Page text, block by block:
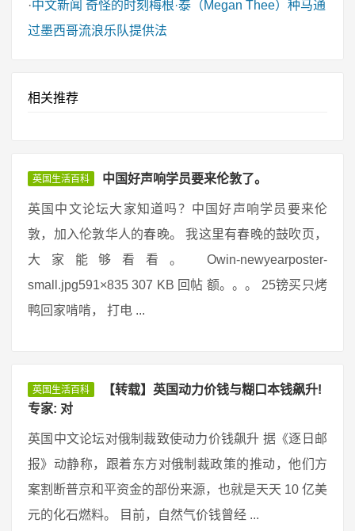
·中文新闻 奇怪的时刻梅根·泰（Megan Thee）种马通
过墨西哥流浪乐队提供法
相关推荐
英国生活百科 中国好声响学员要来伦敦了。
英国中文论坛大家知道吗？中国好声响学员要来伦
敦，加入伦敦华人的春晚。 我这里有春晚的鼓吹页，
大家能够看看。 Owin-newyearposter-
small.jpg591×835 307 KB 回帖 额。。。 25镑买只烤
鸭回家啃啃， 打电 ...
英国生活百科
【转载】英国动力价钱与糊口本钱飙升!
专家: 对
英国中文论坛对俄制裁致使动力价钱飙升 据《逐日邮
报》动静称，跟着东方对俄制裁政策的推动，他们方
案割断普京和平资金的部份来源，也就是天天 10 亿美
元的化石燃料。 目前，自然气价钱曾经 ...